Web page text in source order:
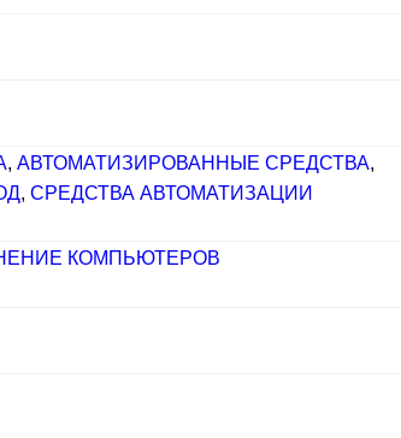
, АВТОМАТИЗИРОВАННЫЕ СРЕДСТВА,
,СРЕДСТВА АВТОМАТИЗАЦИИ
КОМПЬЮТЕРОВ